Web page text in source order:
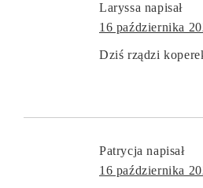
Laryssa napisał
16 października
Dziś rządzi
Patrycja napisał
16 października